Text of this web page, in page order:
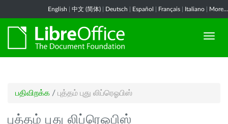
English 中文 (简体) Deutsch Español Français Italiano More...
பதிவிறக்க / புத்தம் புது லிப்ரெஓபிஸ்
புத்தம் புது லிப்ரெஓபிஸ்